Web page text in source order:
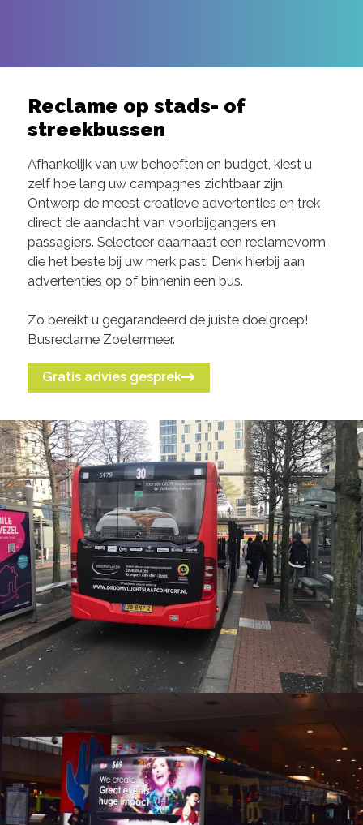
Reclame op stads- of
streekbussen
Afhankelijk van uw behoeften en budget, kiest u
zelf hoe lang uw campagnes zichtbaar zijn.
Ontwerp de meest creatieve advertenties en trek
direct de aandacht van voorbijgangers en
passagiers. Selecteer daarnaast een reclamevorm
die het beste bij uw merk past. Denk hierbij aan
advertenties op of binnenin een bus.
Zo bereikt u gegarandeerd de juiste doelgroep!
Busreclame Zoetermeer.
Gratis advies gesprek